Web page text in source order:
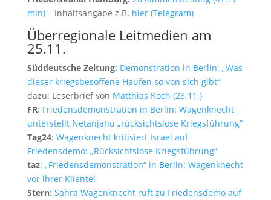
min) – Inhaltsangabe z.B. hier (Telegram)
Überregionale Leitmedien am
25.11.
Süddeutsche Zeitung: Demonstration in Berlin: „Was
dieser kriegsbesoffene Haufen so von sich gibt“
dazu: Leserbrief von Matthias Koch (28.11.)
FR: Friedensdemonstration in Berlin: Wagenknecht
unterstellt Netanjahu „rücksichtslose Kriegsführung“
Tag24: Wagenknecht kritisiert Israel auf
Friedensdemo: „Rücksichtslose Kriegsführung“
taz: „Friedensdemonstration“ in Berlin: Wagenknecht
vor ihrer Klientel
Stern: Sahra Wagenknecht ruft zu Friedensdemo auf